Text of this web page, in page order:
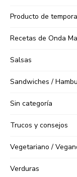
Producto de
Recetas de Onda
Salsas
Sandwiches /
Sin categoría
Trucos y consejos
Vegetariano /
Verduras